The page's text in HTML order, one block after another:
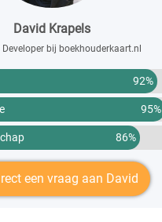
David Krapels
Developer bij boekhouderkaart.nl
92%
95%
86%
een vraag aan David